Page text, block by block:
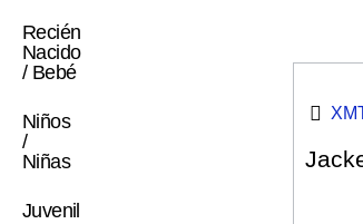
Recién
Nacido
/ Bebé
Niños
/
Niñas
Juvenil